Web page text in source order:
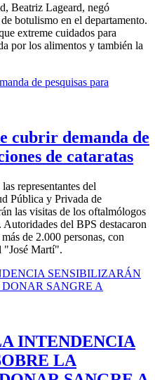
Beatriz Lageard, negó
botulismo en el departamento.
extreme cuidados para
por los alimentos y también la
cubrir demanda de
de cataratas
representantes del
Pública y Privada de
las visitas de los oftalmólogos
del BPS destacaron
de 2.000 personas, con
"José Martí".
INTENDENCIA
LA